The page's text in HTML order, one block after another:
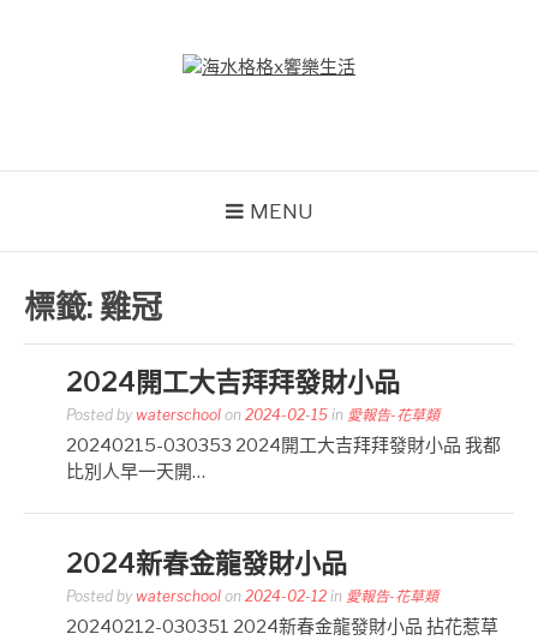
MENU
標籤: 雞冠
2024開工大吉拜拜發財小品
Posted by waterschool on 2024-02-15 in 愛報告-花草類
20240215-030353 2024開工大吉拜拜發財小品 我都
比別人早一天開…
2024新春金龍發財小品
Posted by waterschool on 2024-02-12 in 愛報告-花草類
20240212-030351 2024新春金龍發財小品 拈花惹草